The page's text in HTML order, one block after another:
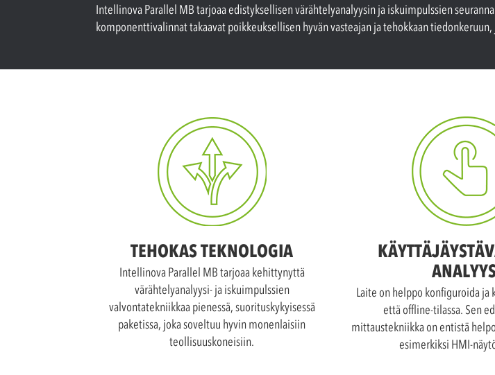
Intellinova Parallel MB tarjoaa edistyksellisen värähtelyanalyysin ja iskuimpulssien
komponenttivalinnat takaavat poikkeuksellisen hyvän vasteajan ja tehokkaan
TEHOKAS TEKNOLOGIA
Intellinova Parallel MB tarjoaa kehittynyttä
värähtelyanalyysi- ja iskuimpulssien
valvontatekniikkaa pienessä, suorituskykyisessä
paketissa, joka soveltuu hyvin monenlaisiin
teollisuuskoneisiin.
Laite on helppo konfiguroida ja
että offline-tilassa. Sen
mittaustekniikka on entistä
esimerkiksi HMI-